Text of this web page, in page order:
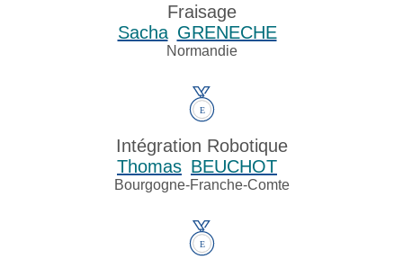
Fraisage
Sacha GRENECHE
Normandie
Intégration Robotique
Thomas BEUCHOT
Bourgogne-Franche-Comte